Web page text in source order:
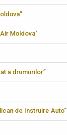
Moldova"
a drumurilor”
de Instruire Auto”